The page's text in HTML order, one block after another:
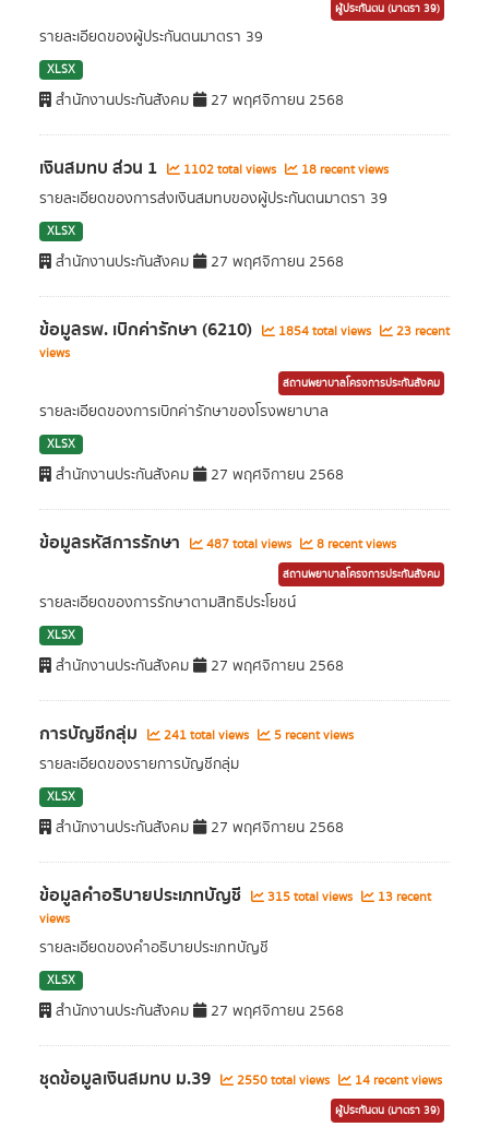
ผู้ประกันตน (มาตรา 39)
รายละเอียดของผู้ประกันตนมาตรา 39
XLSX
สำนักงานประกันสังคม 27 พฤศจิกายน 2568
เงินสมทบ ส่วน 1 1102 total views 18 recent views
รายละเอียดของการส่งเงินสมทบของผู้ประกันตนมาตรา 39
XLSX
สำนักงานประกันสังคม 27 พฤศจิกายน 2568
ข้อมูลรพ. เบิกค่ารักษา (6210) 1854 total views
23 recent
views
สถานพยาบาลโครงการประกันสังคม
รายละเอียดของการเบิกค่ารักษาของโรงพยาบาล
XLSX
สำนักงานประกันสังคม 27 พฤศจิกายน 2568
ข้อมูลรหัสการรักษา 487 total views 8 recent views
สถานพยาบาลโครงการประกันสังคม
รายละเอียดของการรักษาตามสิทธิประโยชน์
XLSX
สำนักงานประกันสังคม 27 พฤศจิกายน 2568
การบัญชีกลุ่ม 241 total views 5 recent views
รายละเอียดของรายการบัญชีกลุ่ม
XLSX
สำนักงานประกันสังคม 27 พฤศจิกายน 2568
ข้อมูลคำอธิบายประเภทบัญชี 315 total views
13 recent
views
รายละเอียดของคำอธิบายประเภทบัญชี
XLSX
สำนักงานประกันสังคม 27 พฤศจิกายน 2568
ชุดข้อมูลเงินสมทบ ม.39 2550 total views 14 recent views
ผู้ประกันตน (มาตรา 39)